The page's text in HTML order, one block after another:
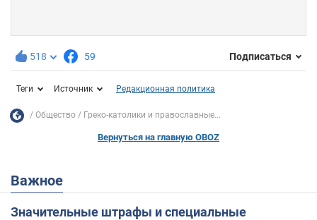
518 59 Подписаться
Теги Источник Редакционная политика
Общество Греко-католики и православные...
Вернуться на главную OBOZ
Важное
Значительные штрафы и специальные